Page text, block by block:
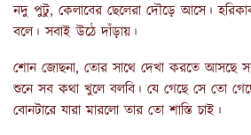
নদু পুটু, কেলাবের ছেলেরা দৌড়ে আসে।
বলে। সবাই উঠে দাঁড়ায়।
শোন জোছনা, তোর সাথে দেখা করতে আসছে
শুনে সব কথা খুলে বলবি। যে গেছে সে তো
বোনটারে যারা মারলো তার তো শাস্তি চাই।